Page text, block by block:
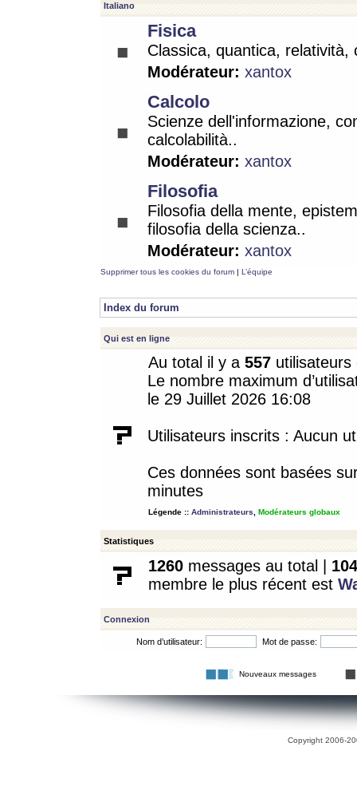
Italiano
Fisica
Classica, quantica, relatività,
Modérateur: xantox
Calcolo
Scienze dell'informazione,
calcolabilità..
Modérateur: xantox
Filosofia
Filosofia della mente,
filosofia della scienza..
Modérateur: xantox
Supprimer tous les cookies du forum | L’équipe
Index du forum
Qui est en ligne
Au total il y a 557
Le nombre maximum
le 29 Juillet 2026 16:08
Utilisateurs inscrits : Aucun
Ces données sont basées
minutes
Légende :: Administrateurs Modérateurs globaux
Statistiques
1260 messages au total | 104
membre le plus récent est
Connexion
Nom d’utilisateur: Mot de passe:
Nouveaux messages
Copyright 2006-